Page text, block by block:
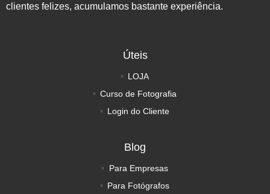
clientes felizes, acumulamos bastante experiência.
Úteis
LOJA
Curso de Fotografia
Login do Cliente
Blog
Para Empresas
Para Fotógrafos